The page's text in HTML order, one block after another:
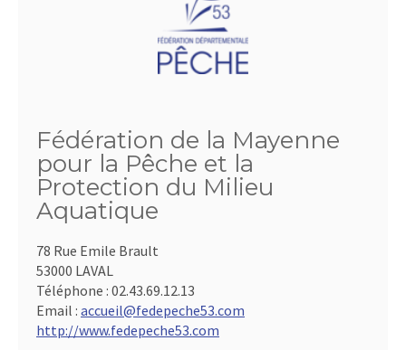
Fédération de la Mayenne
pour la Pêche et la
Protection du Milieu
Aquatique
78 Rue Emile Brault
53000 LAVAL
Téléphone : 02.43.69.12.13
Email : accueil@fedepeche53.com
http://www.fedepeche53.com